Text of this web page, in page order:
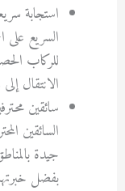
استجابة
السريع
للركاب
الانتقال
سائقين
السائقين
جيدة
بفضل